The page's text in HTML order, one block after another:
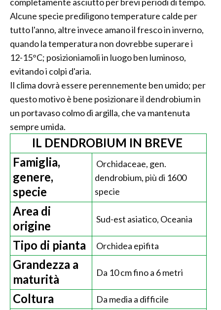
Alcune specie prediligono temperature calde per
tutto l'anno, altre invece amano il fresco in inverno,
quando la temperatura non dovrebbe superare i
12-15°C; posizioniamoli in luogo ben luminoso,
evitando i colpi d'aria.
Il clima dovrà essere perennemente ben umido; per
questo motivo è bene posizionare il dendrobium in
un portavaso colmo di argilla, che va mantenuta
sempre umida.
IL DENDROBIUM IN BREVE
Famiglia,
genere,
specie
Orchidaceae, gen.
dendrobium, più di 1600
specie
Area di
origine
Sud-est asiatico, Oceania
Tipo di pianta Orchidea epifita
Grandezza a
maturità
Da 10 cm fino a 6 metri
Coltura Da media a difficile